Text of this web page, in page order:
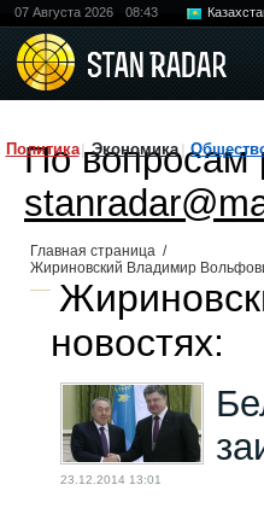
07 Августа 2026 08:43
Политика Экономика
По вопросам
Главная страница /
Жириновский Владимир
новостях:
23.12.2014 13:01